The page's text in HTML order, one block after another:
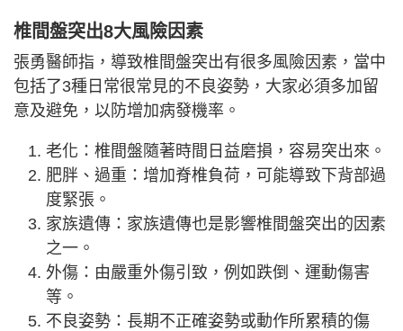
椎間盤突出8大風險因素
張勇醫師指，導致椎間盤突出有很多風險因素，當中
包括了3種日常很常見的不良姿勢，大家必須多加留
意及避免，以防增加病發機率。
老化：椎間盤隨著時間日益磨損，容易突出來。
肥胖、過重：增加脊椎負荷，可能導致下背部過
度緊張。
家族遺傳：家族遺傳也是影響椎間盤突出的因素
之一。
外傷：由嚴重外傷引致，例如跌倒、運動傷害
等。
不良姿勢：長期不正確姿勢或動作所累積的傷